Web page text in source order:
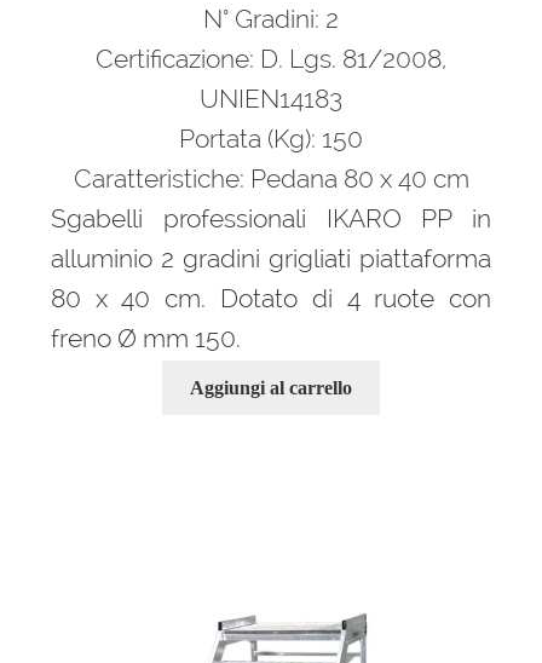
1.774,00 €.
N° Gradini: 2
Certificazione: D. Lgs. 81/2008,
UNIEN14183
Portata (Kg): 150
Caratteristiche: Pedana 80 x 40 cm
Sgabelli professionali IKARO PP in
alluminio 2 gradini grigliati piattaforma
80 x 40 cm. Dotato di 4 ruote con
freno Ø mm 150.
Aggiungi al carrello